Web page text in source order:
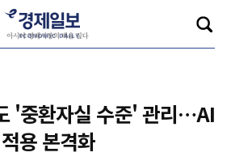
'중환자실 수준' 관리…AI
용 본격화